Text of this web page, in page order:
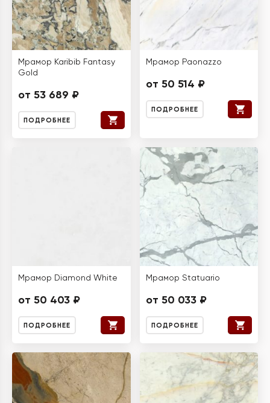
Мрамор Karibib Fantasy
Gold
от 53 689 ₽
ПОДРОБНЕЕ
Мрамор Paonazzo
от 50 514 ₽
ПОДРОБНЕЕ
Мрамор Diamond White
от 50 403 ₽
ПОДРОБНЕЕ
Мрамор Statuario
от 50 033 ₽
ПОДРОБНЕЕ